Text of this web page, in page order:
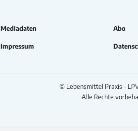
Mediadaten Abo
Impressum
© Lebensmittel Praxis -
Alle Rechte